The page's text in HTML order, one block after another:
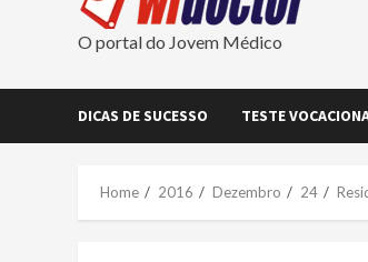
O portal do Jovem Médico
DICAS DE SUCESSO TESTE
Home 2016 Dezembro 24